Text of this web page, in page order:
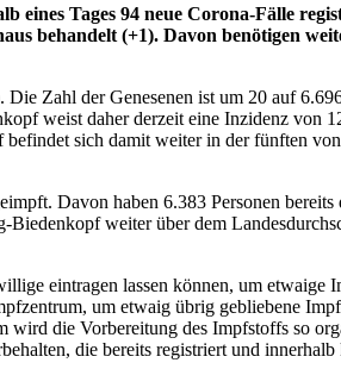
Tages 94 neue Corona-Fälle
behandelt (+1). Davon benötigen
Zahl der Genesenen ist um 20 auf
weist daher derzeit eine Inzidenz von
sich damit weiter in der fünften
Davon haben 6.383 Personen
weiter über dem
eintragen lassen können, um etwaige
um etwaig übrig gebliebene
die Vorbereitung des Impfstoffs so
die bereits registriert und